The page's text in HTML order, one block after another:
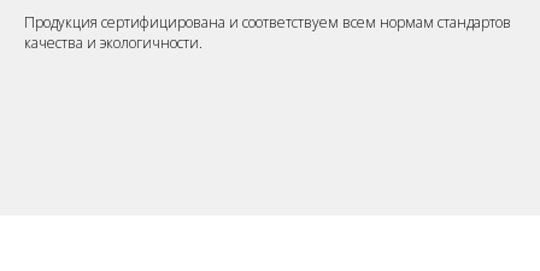
Продукция сертифицирована и соответствуем всем нормам стандартов
качества и экологичности.